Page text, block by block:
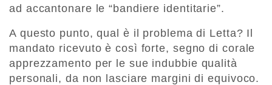
ad accantonare le “bandiere identitarie”.
A questo punto, qual è il problema di Letta? Il
mandato ricevuto è così forte, segno di corale
apprezzamento per le sue indubbie qualità
personali, da non lasciare margini di equivoco.